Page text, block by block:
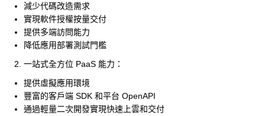
減少代碼改造需求
實現軟件授權按量交付
提供多端訪問能力
降低應用部署測試門檻
一站式全方位 PaaS 能力：
提供虛擬應用環境
豐富的客戶端 SDK 和平台 OpenAPI
通過輕量二次開發實現快速上雲和交付